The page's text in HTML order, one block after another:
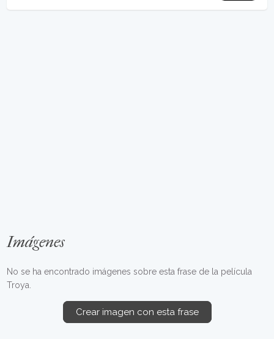
Imágenes
No se ha encontrado imágenes sobre esta frase de la película
Troya.
Crear imagen con esta frase